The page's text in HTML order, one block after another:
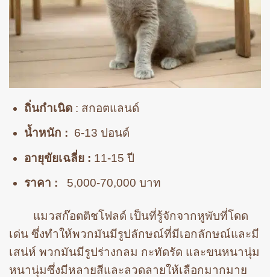
ถิ่นกำเนิด: สกอตแลนด์
น้ำหนัก : 6-13 ปอนด์
อายุขัยเฉลี่ย : 11-15 ปี
ราคา :
5,000-70,000 บาท
แมวสก๊อตติชโฟลด์ เป็นที่รู้จักจากหูพับที่โดด
เด่น ซึ่งทำให้พวกมันมีรูปลักษณ์ที่มีเอกลักษณ์และมี
เสน่ห์ พวกมันมีรูปร่างกลม กะทัดรัด และขนหนานุ่ม
หนานุ่มซึ่งมีหลายสีและลวดลายให้เลือกมากมาย